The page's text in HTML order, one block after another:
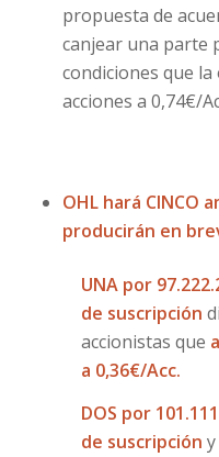
propuesta de
canjear una parte
condiciones que
acciones a 0,74€/
OHL hará CINCO
producirán en
UNA por
de suscripción
accionistas que
a 0,36€/Acc.
DOS por
de suscripción